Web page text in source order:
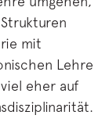
mit
Lehre
eher auf